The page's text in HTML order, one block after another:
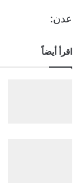
عدن:
اقرأ أيضاً